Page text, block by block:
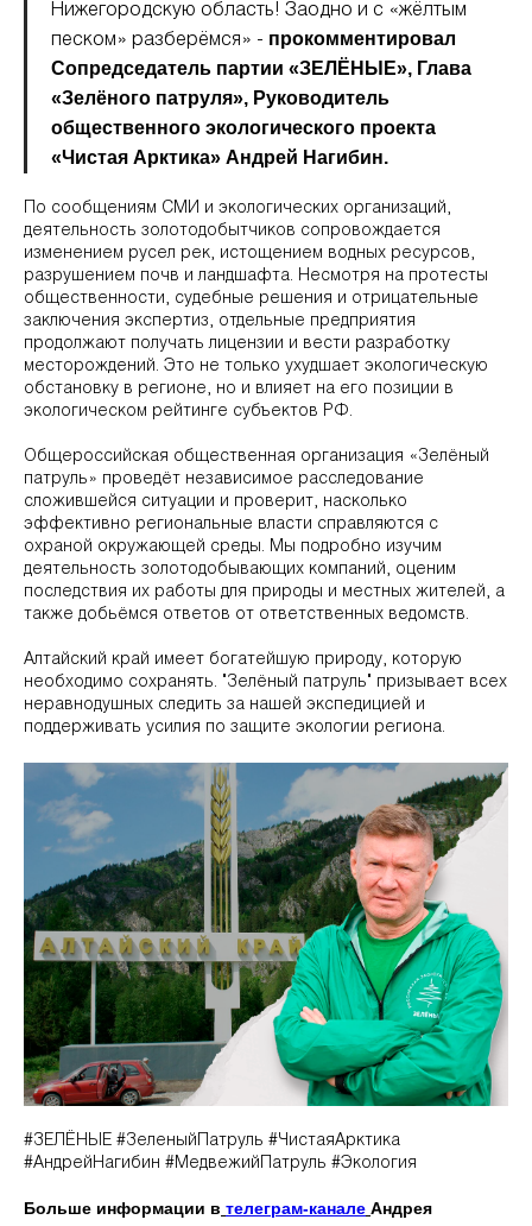
Нижегородскую область! Заодно и с «жёлтым
песком» разберёмся» - прокомментировал
Сопредседатель партии «ЗЕЛЁНЫЕ», Глава
«Зелёного патруля», Руководитель
общественного экологического проекта
«Чистая Арктика» Андрей Нагибин.
По сообщениям СМИ и экологических организаций,
деятельность золотодобытчиков сопровождается
изменением русел рек, истощением водных ресурсов,
разрушением почв и ландшафта. Несмотря на протесты
общественности, судебные решения и отрицательные
заключения экспертиз, отдельные предприятия
продолжают получать лицензии и вести разработку
месторождений. Это не только ухудшает экологическую
обстановку в регионе, но и влияет на его позиции в
экологическом рейтинге субъектов РФ.
Общероссийская общественная организация «Зелёный
патруль» проведёт независимое расследование
сложившейся ситуации и проверит, насколько
эффективно региональные власти справляются с
охраной окружающей среды. Мы подробно изучим
деятельность золотодобывающих компаний, оценим
последствия их работы для природы и местных жителей, а
также добьёмся ответов от ответственных ведомств.
Алтайский край имеет богатейшую природу, которую
необходимо сохранять. "Зелёный патруль" призывает всех
неравнодушных следить за нашей экспедицией и
поддерживать усилия по защите экологии региона.
#ЗЕЛЁНЫЕ #ЗеленыйПатруль #ЧистаяАрктика
#АндрейНагибин #МедвежийПатруль #Экология
Больше информации в телеграм-канале Андрея